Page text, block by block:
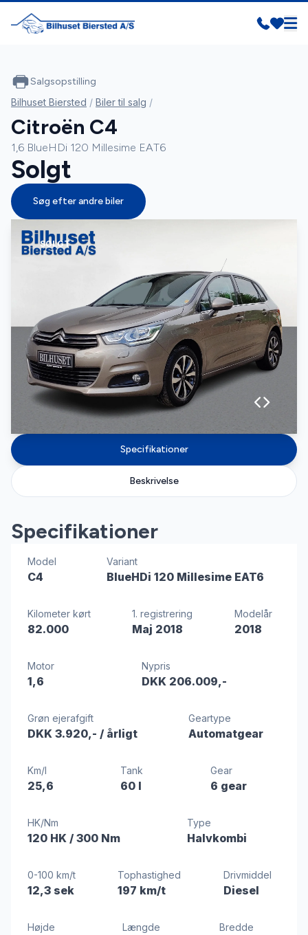
SOLGT
Specifikationer
Beskrivelse
Specifikationer
Model
C4
Variant
BlueHDi 120 Millesime EAT6
Kilometer kørt
82.000
1. registrering
Maj 2018
Modelår
2018
Motor
1,6
Nypris
DKK 206.009,-
Grøn ejerafgift
DKK 3.920,- / årligt
Geartype
Automatgear
Km/l
25,6
Tank
60 l
Gear
6 gear
HK/Nm
120 HK / 300 Nm
Type
Halvkombi
0-100 km/t
12,3 sek
Tophastighed
197 km/t
Drivmiddel
Diesel
Højde Længde Bredde
Salgsopstilling
Bilhuset Biersted / Biler til salg /
Citroën C4
1,6 BlueHDi 120 Millesime EAT6
Solgt
Søg efter andre biler